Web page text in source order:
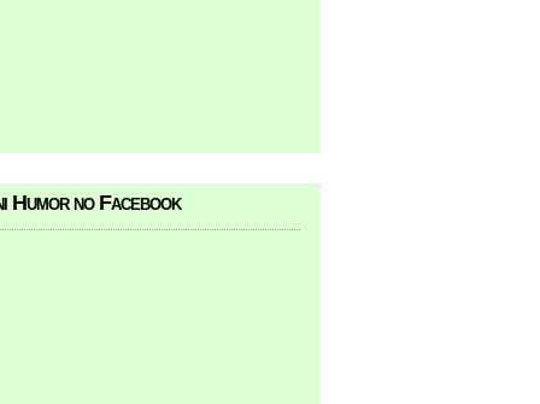
Humor no Facebook